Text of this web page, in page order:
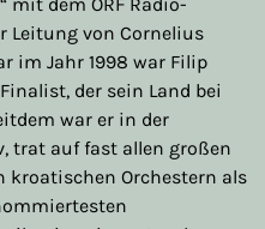
Leitung von Cornelius
im Jahr 1998 war Filip
der sein Land bei
war er in der
trat auf fast allen großen
kroatischen Orchestern als